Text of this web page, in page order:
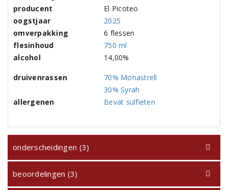
producent
El Picoteo
oogstjaar
2025
omverpakking
6 flessen
flesinhoud
750 ml
alcohol
14,00%
druivenrassen
70% Monastrell
30% Syrah
allergenen
Bevat sulfieten
onderscheidingen (3)
beoordelingen (3)